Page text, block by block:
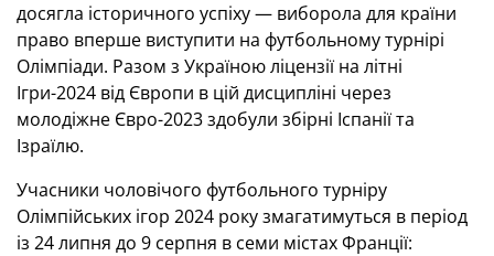
досягла історичного успіху — виборола для країни
право вперше виступити на футбольному турнірі
Олімпіади. Разом з Україною ліцензії на літні
Ігри-2024 від Європи в цій дисципліні через
молодіжне Євро-2023 здобули збірні Іспанії та
Ізраїлю.
Учасники чоловічого футбольного турніру
Олімпійських ігор 2024 року змагатимуться в період
із 24 липня до 9 серпня в семи містах Франції: